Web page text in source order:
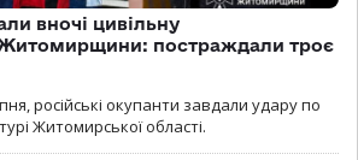
вночі цивільну
Житомирщини: постраждали троє
російські окупанти завдали удару по
Житомирської області.